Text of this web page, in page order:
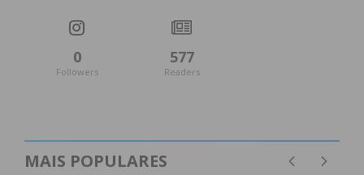
0
Followers
577
Readers
MAIS POPULARES